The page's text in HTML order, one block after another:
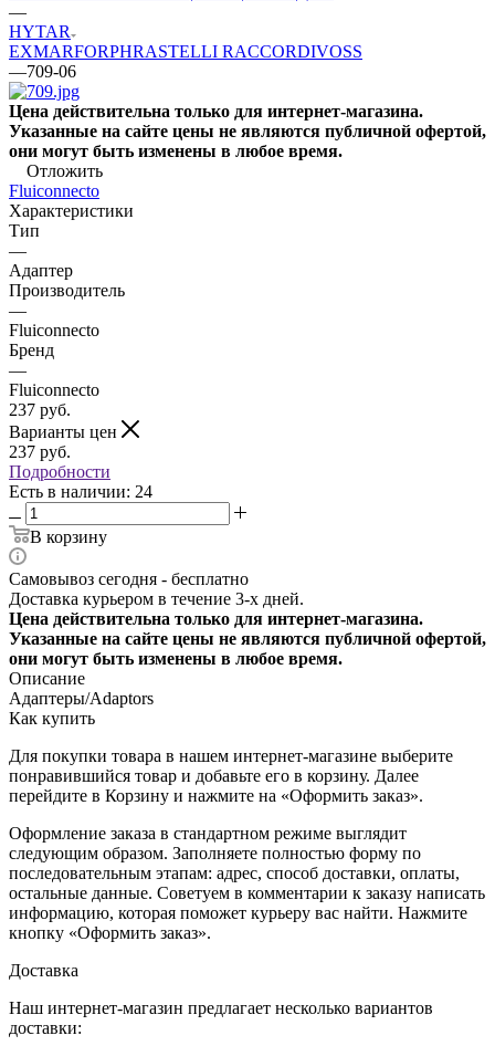
—
HYTAR
EXMARFORPHRASTELLI RACCORDIVOSS
—709-06
Цена действительна только для интернет-магазина.
Указанные на сайте цены не являются публичной офертой,
они могут быть изменены в любое время.
Отложить
Fluiconnecto
Характеристики
Тип
—
Адаптер
Производитель
—
Fluiconnecto
Бренд
—
Fluiconnecto
237 руб.
Варианты цен
237 руб.
Подробности
Есть в наличии: 24
В корзину
Самовывоз сегодня - бесплатно
Доставка курьером в течение 3-х дней.
Цена действительна только для интернет-магазина.
Указанные на сайте цены не являются публичной офертой,
они могут быть изменены в любое время.
Описание
Адаптеры/Adaptors
Как купить
Для покупки товара в нашем интернет-магазине выберите
понравившийся товар и добавьте его в корзину. Далее
перейдите в Корзину и нажмите на «Оформить заказ».
Оформление заказа в стандартном режиме выглядит
следующим образом. Заполняете полностью форму по
последовательным этапам: адрес, способ доставки, оплаты,
остальные данные. Советуем в комментарии к заказу написать
информацию, которая поможет курьеру вас найти. Нажмите
кнопку «Оформить заказ».
Доставка
Наш интернет-магазин предлагает несколько вариантов
доставки: